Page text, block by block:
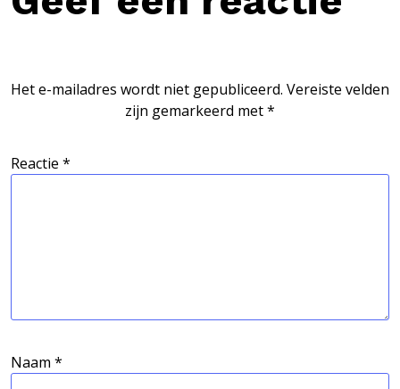
Het e-mailadres wordt niet gepubliceerd. Vereiste velden
zijn gemarkeerd met*
Reactie *
Naam *